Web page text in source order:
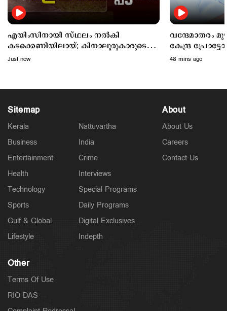
Latest
പോറ്റി വളര്‍ത്തുന്നവരേയും നിലയ്ക്ക് നിര്‍ത്തും:
ചെന്നിത്തല
എയിംസിനായി സ്ഥലം നൽകി
കടക്കെണിയിലായ്; കിനാലൂരുകാരുടെ
ദുരിതം
Just now
വന്ദേമാതരം
കേന്ദ്ര
48 mins ago
Sitemap
Kerala
Business
Entertainment
Health
Technology
Sports
Gulf & Global
Lifestyle
Nattuvartha
India
Crime
Interviews
Special Programs
Daily Programs
Digital Exclusives
Indepth
About
About Us
Careers
Contact Us
Other
Terms Of Use
RIO DAS